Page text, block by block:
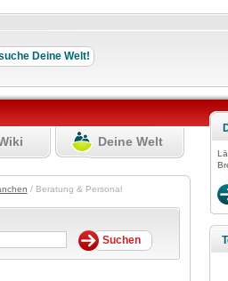
Deine Welt
/ Beratung & Personal